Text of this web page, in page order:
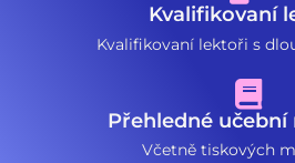
Kvalifikovaní
Kvalifikovaní lektoři s
Přehledné
Včetně tiskových